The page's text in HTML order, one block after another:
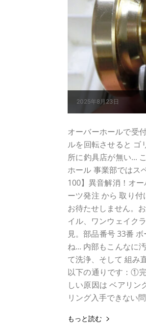
2025年8月23日
オーバーホールで受
ルを回転させると ゴ
所に釣具店が無い...
ホール 事業部ではス
100】異音解消！オ
ーツ発注 から 取り
お待たせしません。
イル、ワンウェイク
見。部品番号 33番
ね... 内部もこんなに
て洗浄、そして 組み
以下の通りです：①
しい原因は ベアリン
リング入手できない
もっと読む